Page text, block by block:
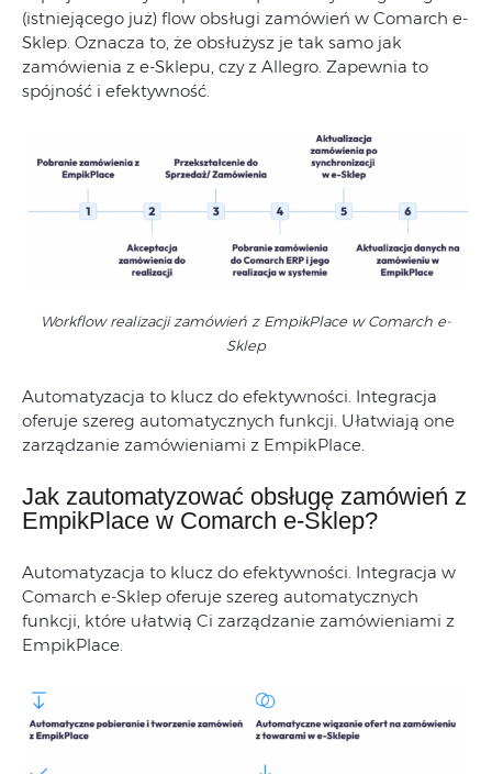
(istniejącego już) flow obsługi zamówień w Comarch e-
Sklep. Oznacza to, że obsłużysz je tak samo jak
zamówienia z e-Sklepu, czy z Allegro. Zapewnia to
spójność i efektywność.
Workflow realizacji zamówień z EmpikPlace w Comarch e-
Sklep
Automatyzacja to klucz do efektywności. Integracja
oferuje szereg automatycznych funkcji. Ułatwiają one
zarządzanie zamówieniami z EmpikPlace.
Jak zautomatyzować obsługę zamówień z
EmpikPlace w Comarch e-Sklep?
Automatyzacja to klucz do efektywności. Integracja w
Comarch e-Sklep oferuje szereg automatycznych
funkcji, które ułatwią Ci zarządzanie zamówieniami z
EmpikPlace.